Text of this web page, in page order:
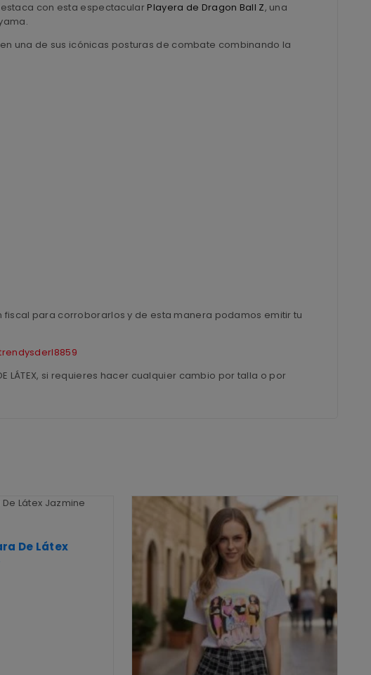
con esta espectacular Playera de Dragon Ball Z, una
una de sus icónicas posturas de combate combinando la
para corroborarlos y de esta manera podamos emitir tu
LÁTEX, si requieres hacer cualquier cambio por talla o por
De Látex